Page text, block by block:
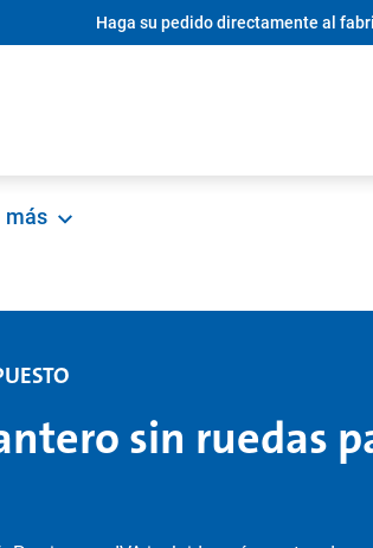
Haga su pedido directamente al
más
sin ruedas